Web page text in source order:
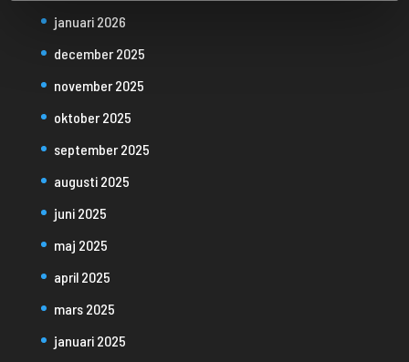
januari 2026
december 2025
november 2025
oktober 2025
september 2025
augusti 2025
juni 2025
maj 2025
april 2025
mars 2025
januari 2025